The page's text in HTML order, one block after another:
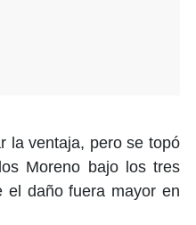
la ventaja, pero se topó
Moreno bajo los tres
el daño fuera mayor en